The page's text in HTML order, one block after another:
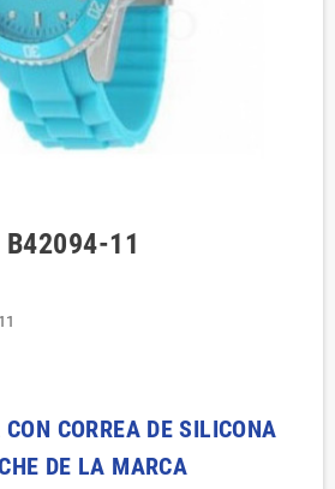
B42094-11
CORREA DE SILICONA
DE LA MARCA